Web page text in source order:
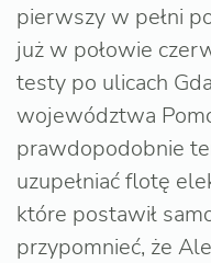
pierwszy w pełni
już w połowie
testy po ulicach
województwa
prawdopodobnie
uzupełniać flotę
które postawił
przypomnieć, że